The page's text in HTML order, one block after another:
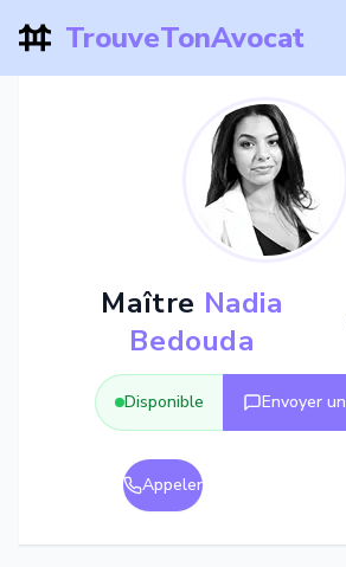
TrouveTonAvocat
Maître Nadia
Bedouda
Disponible Envoyer
Appeler